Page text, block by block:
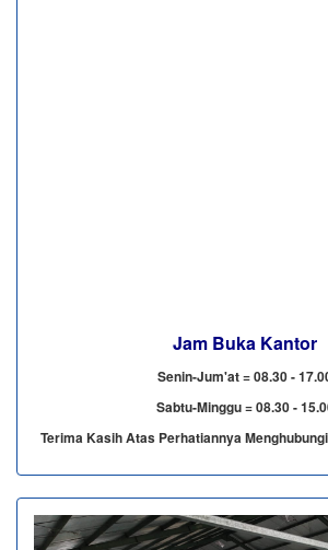
Jam Buka Kantor
Senin-Jum'at = 08.30 -
Sabtu-Minggu = 08.30 -
Terima Kasih Atas Perhatiannya